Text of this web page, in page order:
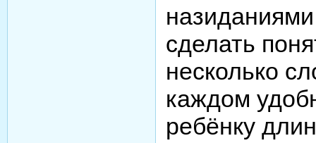
сделать
несколько
каждом
ребёнку